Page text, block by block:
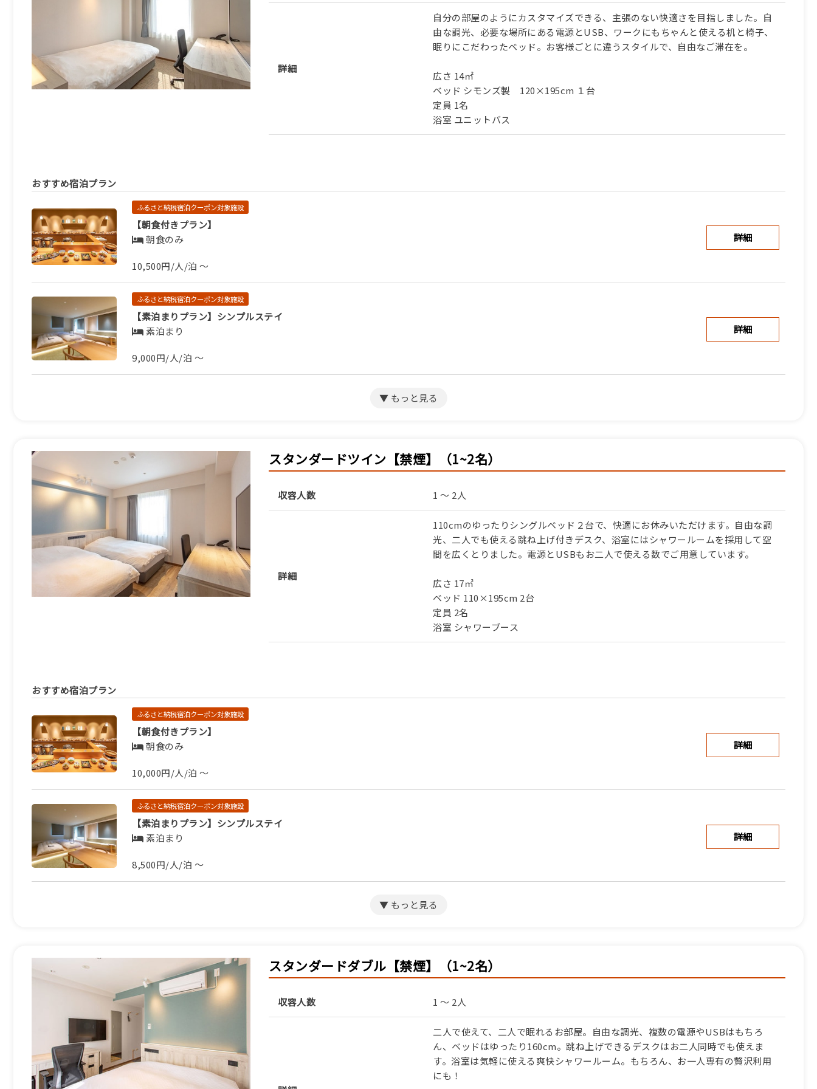
詳細
自分の部屋のようにカスタマイズできる、主張のない快適さを目指しました。自
由な調光、必要な場所にある電源とUSB、ワークにもちゃんと使える机と椅子、
眠りにこだわったベッド。お客様ごとに違うスタイルで、自由なご滞在を。
広さ 14㎡
ベッド シモンズ製 120×195cm １台
定員 1名
浴室 ユニットバス
おすすめ宿泊プラン
ふるさと納税宿泊クーポン対象施設
【朝食付きプラン】
朝食のみ
10,500円/人/泊 ～
詳細
ふるさと納税宿泊クーポン対象施設
【素泊まりプラン】シンプルステイ
素泊まり
9,000円/人/泊 ～
詳細
10,500円/人/泊 ～
ふるさと納税宿泊クーポン対象施設
全国ローカル鉄道サポーターズサミット宿泊プラン（素泊まり）
9,000円/人/泊 ～
詳細
スタンダードツイン【禁煙】（1~2名）
収容人数 1 ～ 2人
詳細
110cmのゆったりシングルベッド２台で、快適にお休みいただけます。自由な調
光、二人でも使える跳ね上げ付きデスク、浴室にはシャワールームを採用して空
間を広くとりました。電源とUSBもお二人で使える数でご用意しています。
広さ 17㎡
ベッド 110×195cm 2台
定員 2名
浴室 シャワーブース
おすすめ宿泊プラン
ふるさと納税宿泊クーポン対象施設
【朝食付きプラン】
朝食のみ
10,000円/人/泊 ～
詳細
ふるさと納税宿泊クーポン対象施設
【素泊まりプラン】シンプルステイ
素泊まり
8,500円/人/泊 ～
詳細
10,000円/人/泊 ～
ふるさと納税宿泊クーポン対象施設
全国ローカル鉄道サポーターズサミット宿泊プラン（素泊まり）
素泊まり
8,500円/人/泊 ～
詳細
スタンダードダブル【禁煙】（1~2名）
収容人数 1 ～ 2人
二人で使えて、二人で眠れるお部屋。自由な調光、複数の電源やUSBはもちろ
ん、ベッドはゆったり160cm。跳ね上げできるデスクはお二人同時でも使えま
す。浴室は気軽に使える爽快シャワールーム。もちろん、お一人専有の贅沢利用
にも！